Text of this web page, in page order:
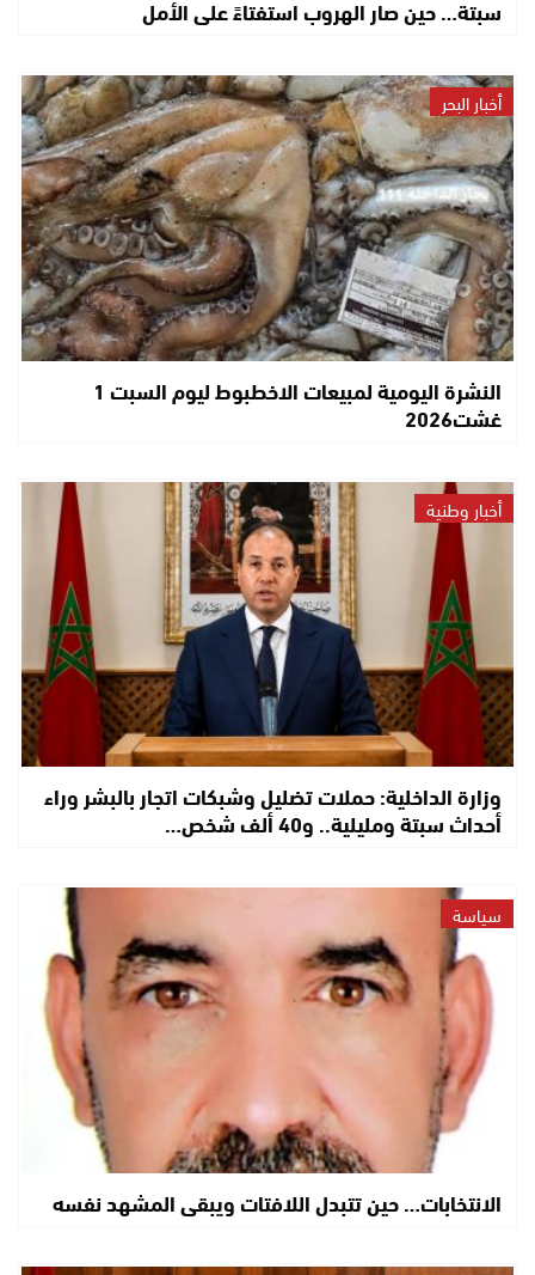
سبتة… حين صار الهروب استفتاءً على الأمل
أخبار البحر
النشرة اليومية لمبيعات الاخطبوط ليوم السبت 1
غشت2026
أخبار وطنية
وزارة الداخلية: حملات تضليل وشبكات اتجار بالبشر وراء
أحداث سبتة ومليلية.. و40 ألف شخص…
سياسة
الانتخابات… حين تتبدل اللافتات ويبقى المشهد نفسه